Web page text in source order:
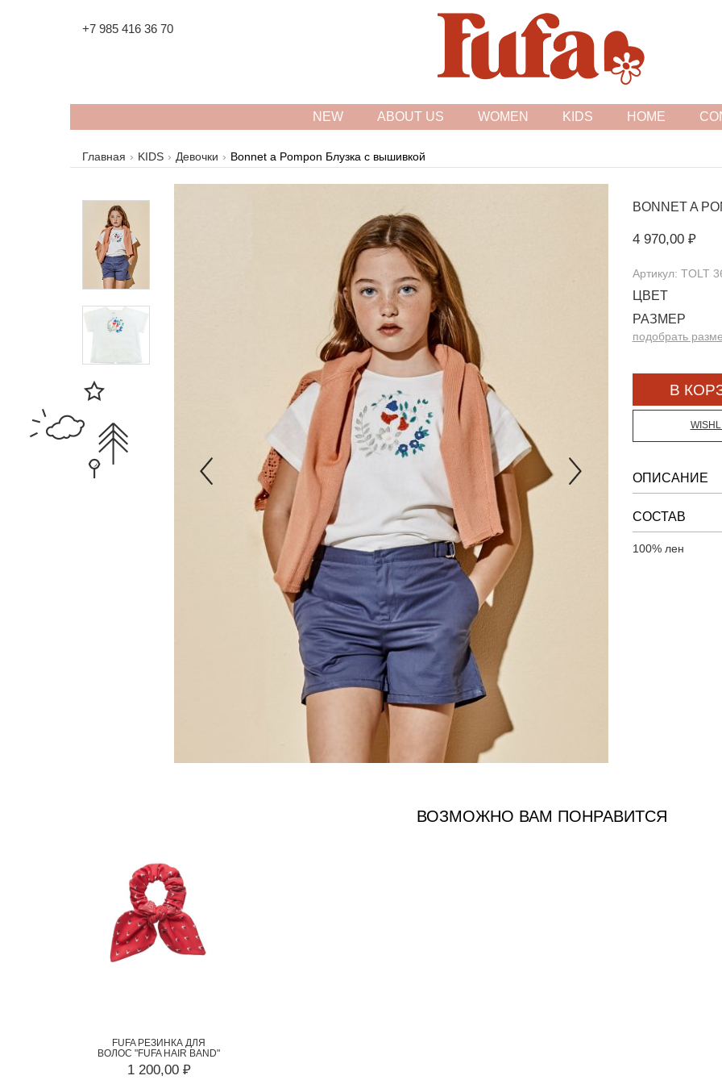
+7 985 416 36 70
FASHION FAMILY STORE
NEW ABOUT US WOMEN KIDS HOME
Главная KIDS Девочки Bonnet a Pompon Блузка с вышивкой
BONNET A
4 970,00 ₽
Артикул: TOLT
ЦВЕТ
РАЗМЕР
подобрать
ОПИСАНИЕ
СОСТАВ
100% лен
ВОЗМОЖНО ВАМ ПОНРАВИТСЯ
FUFA РЕЗИНКА ДЛЯ
ВОЛОС "FUFA HAIR BAND"
1 200,00 ₽